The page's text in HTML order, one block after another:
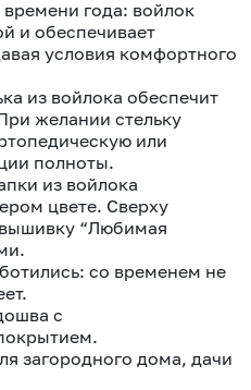
года: войлок
и обеспечивает
условия комфортного
из войлока обеспечит
желании стельку
или
полноты.
из войлока
цвете. Сверху
“Любимая
со временем не
с
загородного дома, дачи